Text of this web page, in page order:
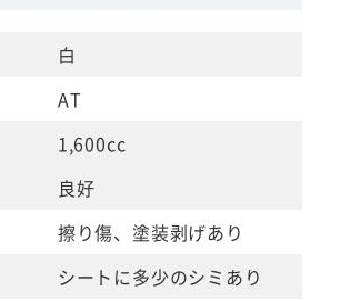
白
AT
1,600cc
良好
擦り傷、塗装剥げあり
シートに多少のシミあり